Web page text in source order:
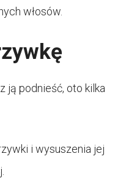
włosów.
ją podnieść, oto kilka
i wysuszenia jej